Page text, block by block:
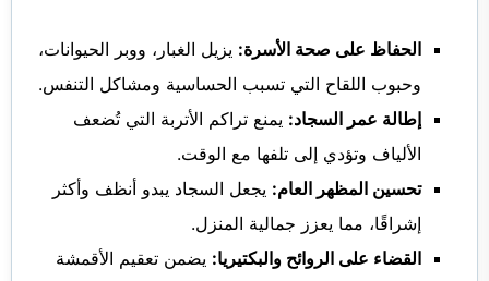
الحفاظ على صحة الأسرة: يزيل الغبار، ووبر الحيوانات،
وحبوب اللقاح التي تسبب الحساسية ومشاكل التنفس.
إطالة عمر السجاد: يمنع تراكم الأتربة التي تُضعف
الألياف وتؤدي إلى تلفها مع الوقت.
تحسين المظهر العام: يجعل السجاد يبدو أنظف وأكثر
إشراقًا، مما يعزز جمالية المنزل.
القضاء على الروائح والبكتيريا: يضمن تعقيم الأقمشة